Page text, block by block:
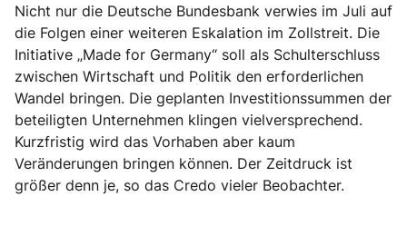
Nicht nur die Deutsche Bundesbank verwies im Juli auf
die Folgen einer weiteren Eskalation im Zollstreit. Die
Initiative „Made for Germany“ soll als Schulterschluss
zwischen Wirtschaft und Politik den erforderlichen
Wandel bringen. Die geplanten Investitionssummen der
beteiligten Unternehmen klingen vielversprechend.
Kurzfristig wird das Vorhaben aber kaum
Veränderungen bringen können. Der Zeitdruck ist
größer denn je, so das Credo vieler Beobachter.